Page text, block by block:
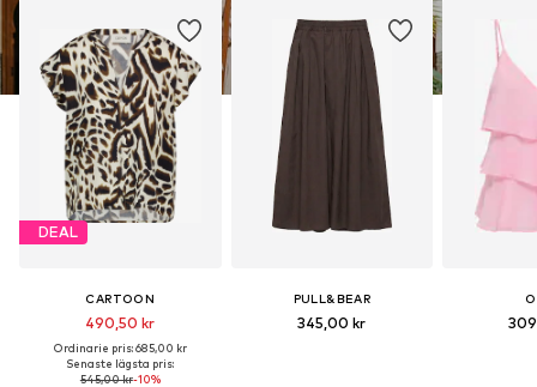
DEAL
CARTOON
490,50 kr
Ordinarie pris: 685,00 kr
Senaste lägsta pris:
545,00 kr-10%
PULL&BEAR
345,00 kr